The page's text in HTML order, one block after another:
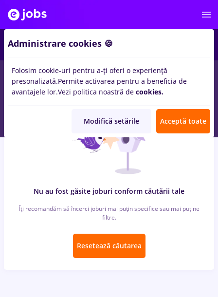
locuri de muncacu salarii takko, Full time inRemote (de
acasa)pentruStudentinBanci, Medicina / Sanatate
Nu au fost găsite joburi conform căutării tale
Îți recomandăm să încerci joburi mai puțin specifice sau mai puține
filtre.
Resetează căutarea
Administrare cookies 🍪
Folosim cookie-uri pentru a-ți oferi o experiență
presonalizată.Permite activarea pentru a beneficia de
avantajele lor.Vezi politica noastră de cookies.
Modifică setările Acceptă toate